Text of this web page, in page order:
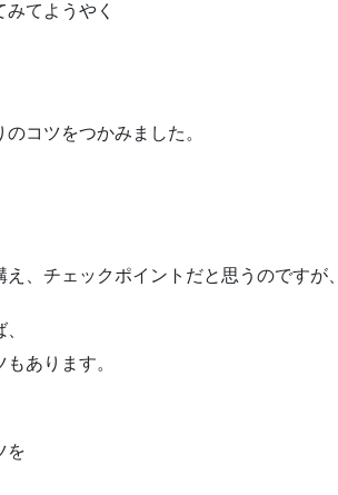
てようやく
コツをつかみました。
、チェックポイントだと思うのですが、
あります。
を